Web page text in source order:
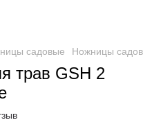
садовые Ножницы
трав GSH 2